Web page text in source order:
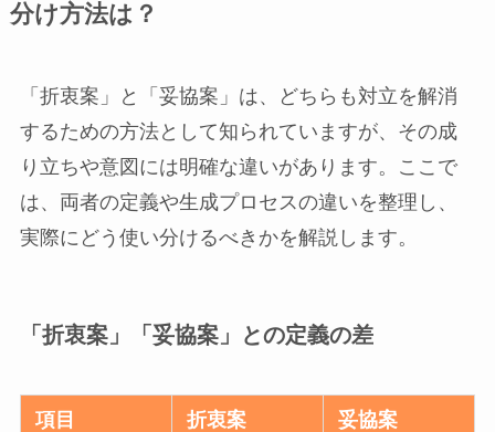
分け方法は？
「折衷案」と「妥協案」は、どちらも対立を解消
するための方法として知られていますが、その成
り立ちや意図には明確な違いがあります。ここで
は、両者の定義や生成プロセスの違いを整理し、
実際にどう使い分けるべきかを解説します。
「折衷案」「妥協案」との定義の差
項目 折衷案 妥協案